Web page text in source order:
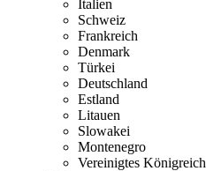
Italien
Schweiz
Frankreich
Denmark
Türkei
Deutschland
Estland
Litauen
Slowakei
Montenegro
Vereinigtes Königreich